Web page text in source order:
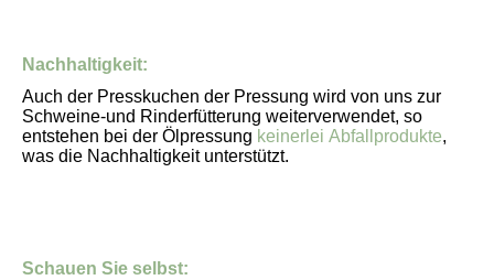
Nachhaltigkeit:
Auch der Presskuchen der Pressung wird von uns zur
Schweine-und Rinderfütterung weiterverwendet, so
entstehen bei der Ölpressung keinerlei Abfallprodukte,
was die Nachhaltigkeit unterstützt.
Schauen Sie selbst: